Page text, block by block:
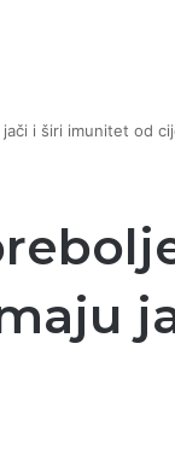
i širi imunitet od